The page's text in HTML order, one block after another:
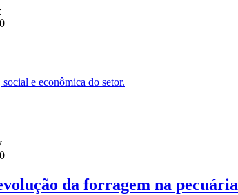
e econômica do setor.
da forragem na pecuária